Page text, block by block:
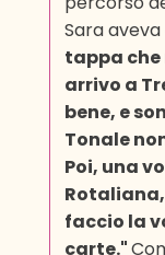
Sara
tappa che
arrivo a
bene, e
Tonale
Poi, una
faccio la
carte."